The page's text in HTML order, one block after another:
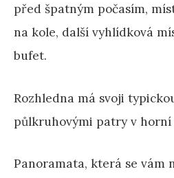
před špatným počasím,
na kole, další vyhlídková
bufet.
Rozhledna má svoji
půlkruhovými patry v horní
Panoramata, která se vám